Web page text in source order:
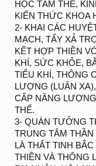
HỌC TÂM THỂ,
KIẾN THỨC KHOA
2- KHAI CÁC
MẠCH, TẨY XẢ
KẾT HỢP THIỀN
KHÍ, SỨC KHỎE,
TIỂU KHÍ, THÔNG
LƯỢNG (LUÂN
CẤP NĂNG
THỂ.
3- QUÁN TƯỞNG
TRUNG TÂM
LÀ THẤT TINH
THIỀN VÀ THÔNG